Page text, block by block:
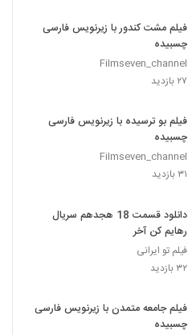
فیلم مشت کندور با زیرنویس فارسی
چسبیده
Filmseven_channel
۲۷ بازدید
فیلم بو ترسیده با زیرنویس فارسی
چسبیده
Filmseven_channel
۳۱ بازدید
دانلود قسمت 18 هجدهم سریال
رهایم کن آخر
فیلم تو ایرانی
۳۲ بازدید
فیلم جامعه متمدن با زیرنویس فارسی
چسبیده